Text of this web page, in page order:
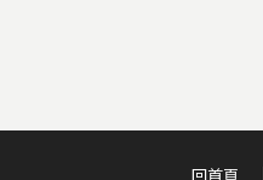
回首頁